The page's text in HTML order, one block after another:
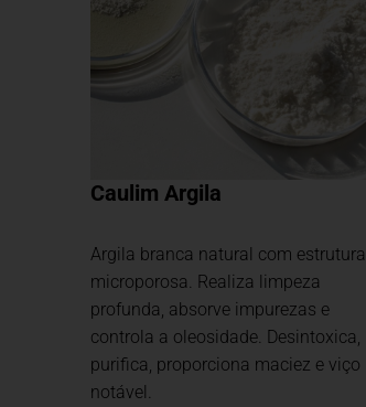
Caulim Argila
Argila branca natural com estrutura
microporosa. Realiza limpeza
profunda, absorve impurezas e
controla a oleosidade. Desintoxica,
purifica, proporciona maciez e viço
notável.